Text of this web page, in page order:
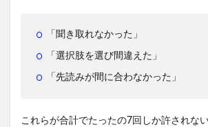
「聞き取れなかった」
「選択肢を選び間違えた」
「先読みが間に合わなかった」
これらが合計でたったの7回しか許されな